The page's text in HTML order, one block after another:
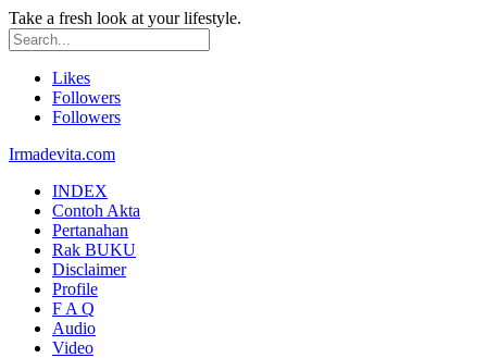
Take a fresh look at your lifestyle.
Likes
Followers
Followers
Irmadevita.com
INDEX
Contoh Akta
Pertanahan
Rak BUKU
Disclaimer
Profile
F A Q
Audio
Video